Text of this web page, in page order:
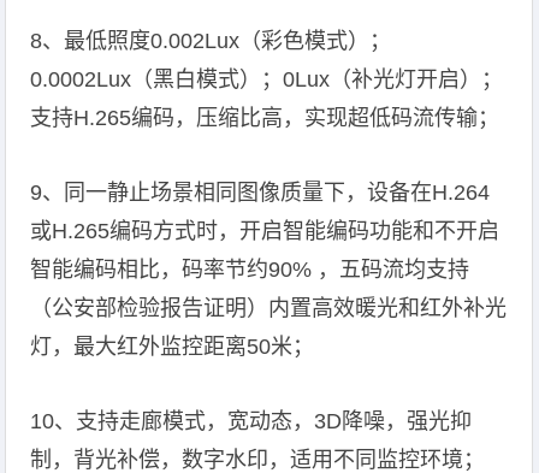
8、最低照度0.002Lux（彩色模式）；
0.0002Lux（黑白模式）；0Lux（补光灯开启）；
支持H.265编码，压缩比高，实现超低码流传输；
9、同一静止场景相同图像质量下，设备在H.264
或H.265编码方式时，开启智能编码功能和不开启
智能编码相比，码率节约90% ，五码流均支持
（公安部检验报告证明）内置高效暖光和红外补光
灯，最大红外监控距离50米；
10、支持走廊模式，宽动态，3D降噪，强光抑
制，背光补偿，数字水印，适用不同监控环境；